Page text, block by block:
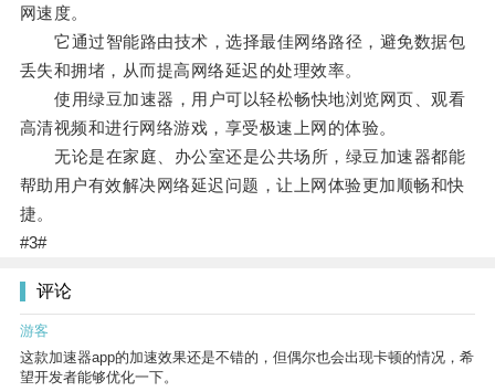
网速度。
它通过智能路由技术，选择最佳网络路径，避免数据包
丢失和拥堵，从而提高网络延迟的处理效率。
使用绿豆加速器，用户可以轻松畅快地浏览网页、观看
高清视频和进行网络游戏，享受极速上网的体验。
无论是在家庭、办公室还是公共场所，绿豆加速器都能
帮助用户有效解决网络延迟问题，让上网体验更加顺畅和快
捷。
#3#
评论
游客
这款加速器app的加速效果还是不错的，但偶尔也会出现卡顿的情况，希
望开发者能够优化一下。